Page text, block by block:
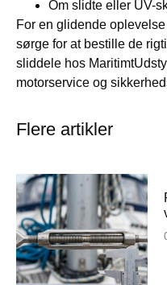
Om slidte eller UV-
For en glidende
sørge for at bestille de
sliddele hos
motorservice og
Flere artikler